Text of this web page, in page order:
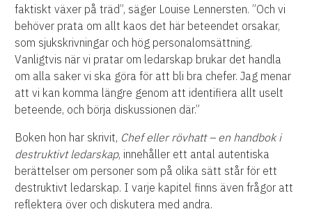
faktiskt växer på träd”, säger Louise Lennersten. ”Och vi
behöver prata om allt kaos det här beteendet orsakar,
som sjukskrivningar och hög personalomsättning.
Vanligtvis när vi pratar om ledarskap brukar det handla
om alla saker vi ska göra för att bli bra chefer. Jag menar
att vi kan komma längre genom att identifiera allt uselt
beteende, och börja diskussionen där.”
Boken hon har skrivit, Chef eller rövhatt – en handbok i
destruktivt ledarskap, innehåller ett antal autentiska
berättelser om personer som på olika sätt står för ett
destruktivt ledarskap. I varje kapitel finns även frågor att
reflektera över och diskutera med andra.